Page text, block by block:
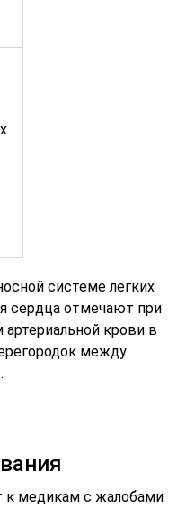
системе легких
сердца отмечают при
крови в
между
к медикам с жалобами